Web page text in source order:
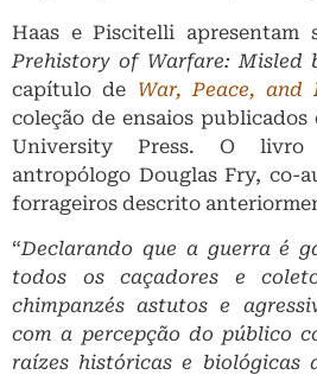
Haas e Piscitelli apresentam
Prehistory of Warfare: Misled
capítulo de War, Peace, and
coleção de ensaios
University Press. O
antropólogo Douglas Fry, co-
forrageiros descrito
“Declarando que a guerra é
todos os caçadores e
chimpanzés astutos e
com a percepção do público
raízes históricas e biológicas